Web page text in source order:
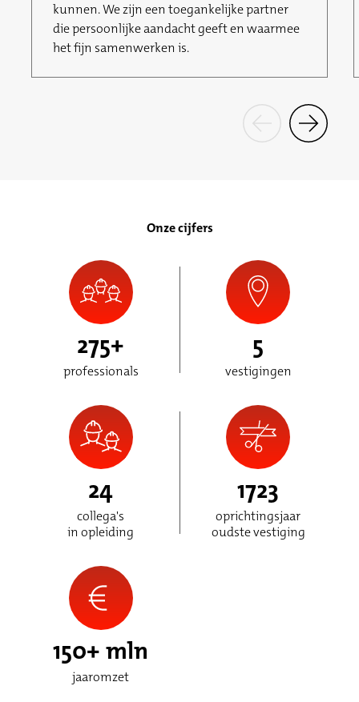
kunnen. We zijn een toegankelijke partner
die persoonlijke aandacht geeft en waarmee
het fijn samenwerken is.
Onze cijfers
275+
professionals
5
vestigingen
24
collega's
in opleiding
1723
oprichtingsjaar
oudste vestiging
150+ mln
jaaromzet